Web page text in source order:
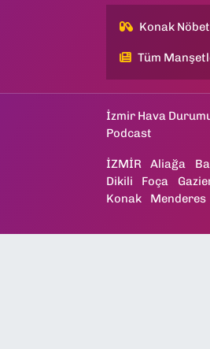
Konak
Tüm
İzmir Hava
Podcast
İZMİR Aliağa
Dikili
Foça
Konak
Menderes